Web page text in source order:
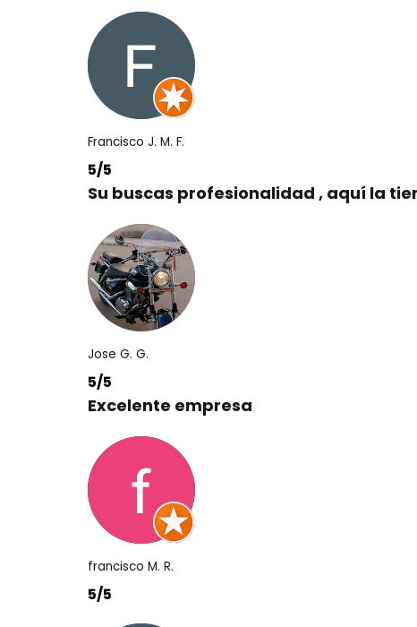
Francisco J. M. F.
5/5
Su buscas profesionalidad , aquí la
Jose G. G.
5/5
Excelente empresa
francisco M. R.
5/5